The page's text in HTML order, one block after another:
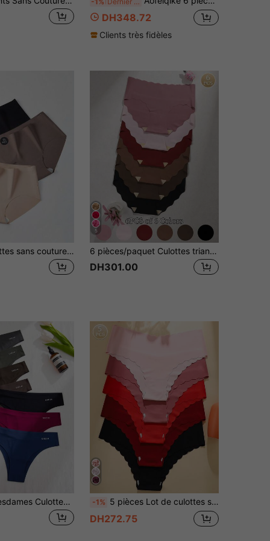
DH348.72
Clients très fidèles
3 pièces Culottes sans couture en soie de glace pour femmes, culottes invisibles de couleur unie, sous-vêtements en soie doux et fins, slips mi-taille confortables, lingerie
5
6 pièces/paquet Culottes triangle sans couture pour femmes, couleur unie, taille ondulée, tissu confortable et doux pour la peau
DH301.00
7pcs / Sac Mesdames Culottes Soutien-gorge À Bretelles Sans Marques Solides De Couleur Solide -1% 5 pièces Lot de culottes sans couture pour femmes, couleurs rouge et noir unicolore, tissu sexy et confortable avec bord ondulé
DH272.75